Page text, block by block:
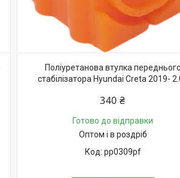
Поліуретанова втулка переднього
стабілізатора Hyundai Creta 2019-
340 ₴
Готово до відправки
Оптом і в роздріб
pp0309pf